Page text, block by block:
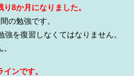
8か月になりました。
の勉強です。
強を復習しなくてはなりません。
ンです。